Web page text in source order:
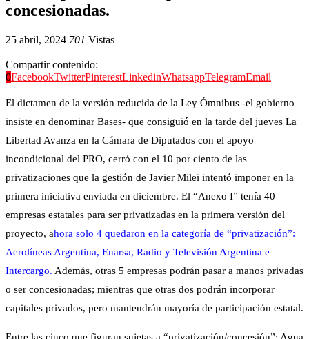
concesionadas.
25 abril, 2024 701 Vistas
Compartir contenido:
0FacebookTwitterPinterestLinkedinWhatsappTelegramEmail
El dictamen de la versión reducida de la Ley Ómnibus -el gobierno
insiste en denominar Bases- que consiguió en la tarde del jueves La
Libertad Avanza en la Cámara de Diputados con el apoyo
incondicional del PRO, cerró con el 10 por ciento de las
privatizaciones que la gestión de Javier Milei intentó imponer en la
primera iniciativa enviada en diciembre. El “Anexo I” tenía 40
empresas estatales para ser privatizadas en la primera versión del
proyecto, ahora solo 4 quedaron en la categoría de “privatización”:
Aerolíneas Argentina, Enarsa, Radio y Televisión Argentina e
Intercargo. Además, otras 5 empresas podrán pasar a manos privadas
o ser concesionadas; mientras que otras dos podrán incorporar
capitales privados, pero mantendrán mayoría de participación estatal.